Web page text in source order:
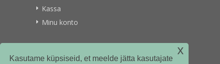
Kasutame küpsiseid, et meelde jätta kasutajate
x
Kassa
Minu konto
VITAMIINIKULLER.EE